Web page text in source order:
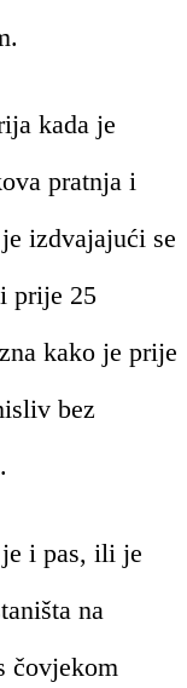
kada je
pratnja i
je izdvajajući se
prije 25
kako je prije
bez
i pas, ili je
na
čovjekom